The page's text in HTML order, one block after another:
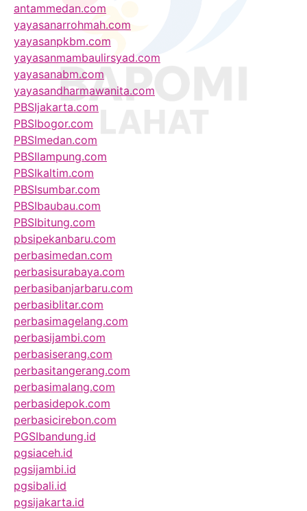
antammedan.com
yayasanarrohmah.com
yayasanpkbm.com
yayasanmambaulirsyad.com
yayasanabm.com
yayasandharmawanita.com
PBSIjakarta.com
PBSIbogor.com
PBSImedan.com
PBSIlampung.com
PBSIkaltim.com
PBSIsumbar.com
PBSIbaubau.com
PBSIbitung.com
pbsipekanbaru.com
perbasimedan.com
perbasisurabaya.com
perbasibanjarbaru.com
perbasiblitar.com
perbasimagelang.com
perbasijambi.com
perbasiserang.com
perbasitangerang.com
perbasimalang.com
perbasidepok.com
perbasicirebon.com
PGSIbandung.id
pgsiaceh.id
pgsijambi.id
pgsibali.id
pgsijakarta.id